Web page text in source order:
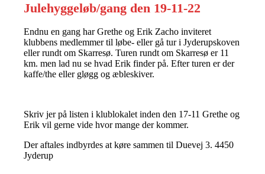
Julehyggeløb/gang den 19-11-22
Endnu en gang har Grethe og Erik Zacho inviteret
klubbens medlemmer til løbe- eller gå tur i Jyderupskoven
eller rundt om Skarresø. Turen rundt om Skarresø er 11
km. men lad nu se hvad Erik finder på. Efter turen er der
kaffe/the eller gløgg og æbleskiver.
Skriv jer på listen i klublokalet inden den 17-11 Grethe og
Erik vil gerne vide hvor mange der kommer.
Der aftales indbyrdes at køre sammen til Duevej 3. 4450
Jyderup